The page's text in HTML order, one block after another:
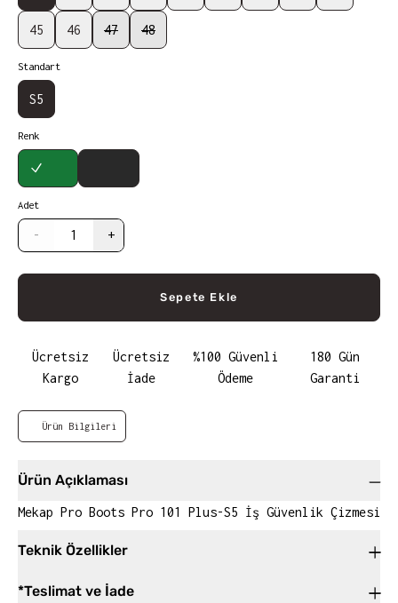
45 46 47 48
Standart
S5
Renk
Haki
Adet
- +
Sepete Ekle
Ücretsiz
Kargo
Ücretsiz
İade
%100 Güvenli
Ödeme
180 Gün
Garanti
Ürün Bilgileri
Ürün Açıklaması
Mekap Pro Boots Pro 101 Plus-S5 İş Güvenlik Çizmesi
Teknik Özellikler
*Teslimat ve İade